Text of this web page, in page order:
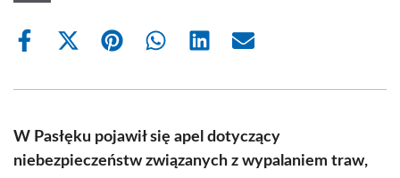
Share
Share
(Twitter)
Share Share Share Share
W Pasłęku pojawił się apel dotyczący
niebezpieczeństw związanych z wypalaniem traw,